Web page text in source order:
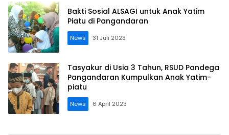
Bakti Sosial ALSAGI untuk Anak Yatim
Piatu di Pangandaran
News 31 Juli 2023
Tasyakur di Usia 3 Tahun, RSUD Pandega
Pangandaran Kumpulkan Anak Yatim-
piatu
News 6 April 2023